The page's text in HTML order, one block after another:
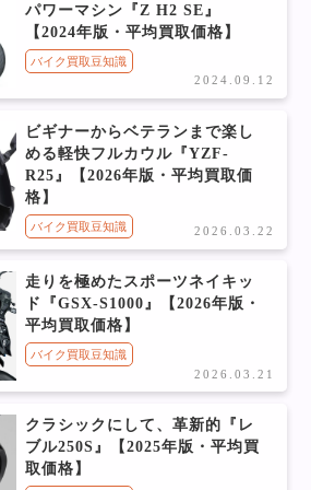
パワーマシン『Z H2 SE』
【2024年版・平均買取価格】
バイク買取豆知識
2024.09.12
ビギナーからベテランまで楽し
める軽快フルカウル『YZF-
R25』【2026年版・平均買取価
格】
バイク買取豆知識 2026.03.22
走りを極めたスポーツネイキッ
ド『GSX-S1000』【2026年版・
平均買取価格】
バイク買取豆知識
2026.03.21
クラシックにして、革新的『レ
ブル250S』【2025年版・平均買
取価格】